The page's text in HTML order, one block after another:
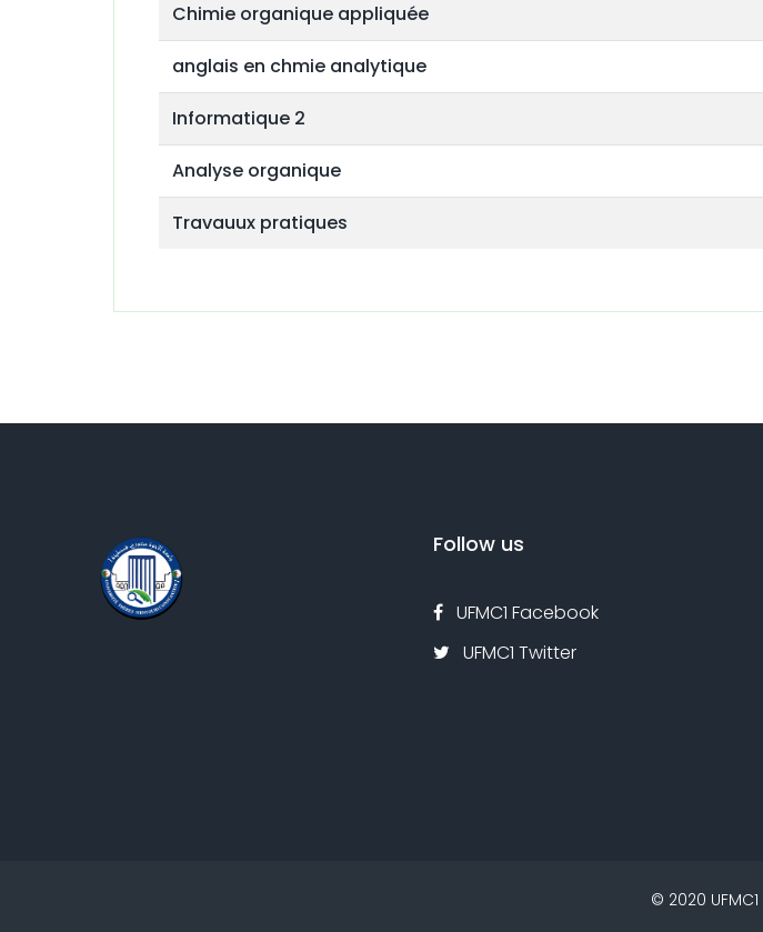
Chimie organique appliquée
anglais en chmie analytique
Informatique 2
Analyse organique
Travauux pratiques
Follow us
UFMC1 Facebook
UFMC1 Twitter
© 2020 UFMC1